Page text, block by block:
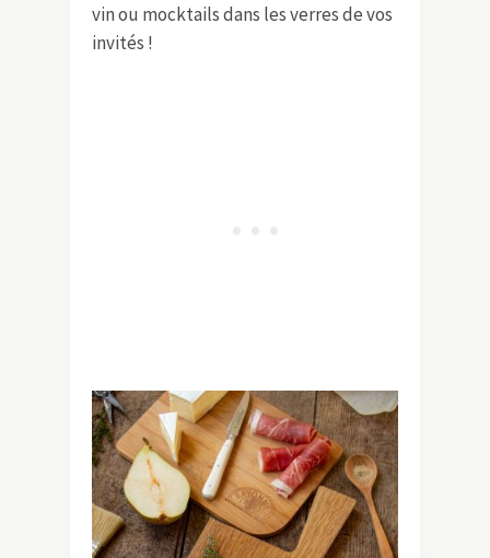
vin ou mocktails dans les verres de vos
invités !